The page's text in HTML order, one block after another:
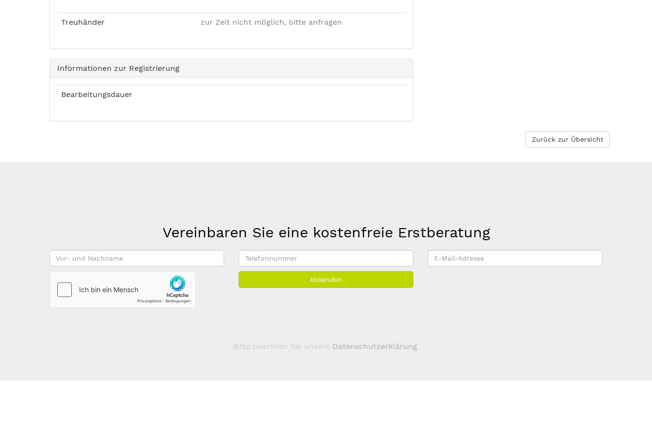
Treuhänder zur Zeit nicht möglich, bitte anfragen
Informationen zur Registrierung
Bearbeitungsdauer
Zurück zur Übersicht
Vereinbaren Sie eine kostenfreie Erstberatung
Vor-
und
Nachname
Telefonnummer
E-
Mail-
Absenden
Bitte beachten Sie unsere Datenschutzerklärung.